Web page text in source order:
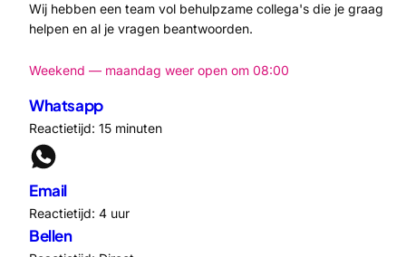
Wij hebben een team vol behulpzame collega's die je graag
helpen en al je vragen beantwoorden.
Weekend — maandag weer open om 08:00
Whatsapp
Reactietijd: 15 minuten
Email
Reactietijd: 4 uur
Bellen